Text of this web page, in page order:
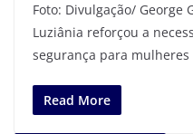
Foto: Divulgação/ George
Luziânia reforçou a
segurança para mulheres
Read More